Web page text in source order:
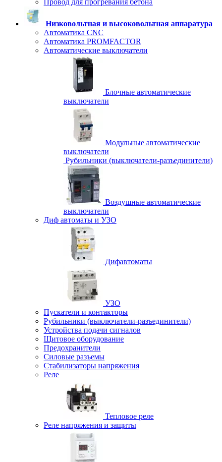
Провод для прогревания бетона
Низковольтная и высоковольтная аппаратура
Автоматика CNC
Автоматика PROMFACTOR
Автоматические выключатели
Блочные автоматические
выключатели
Модульные автоматические
выключатели
Рубильники (выключатели-разъединители)
Воздушные автоматические
выключатели
Диф автоматы и УЗО
Дифавтоматы
УЗО
Пускатели и контакторы
Рубильники (выключатели-разъединители)
Устройства подачи сигналов
Щитовое оборудование
Предохранители
Силовые разъемы
Стабилизаторы напряжения
Реле
Тепловое реле
Реле напряжения и защиты